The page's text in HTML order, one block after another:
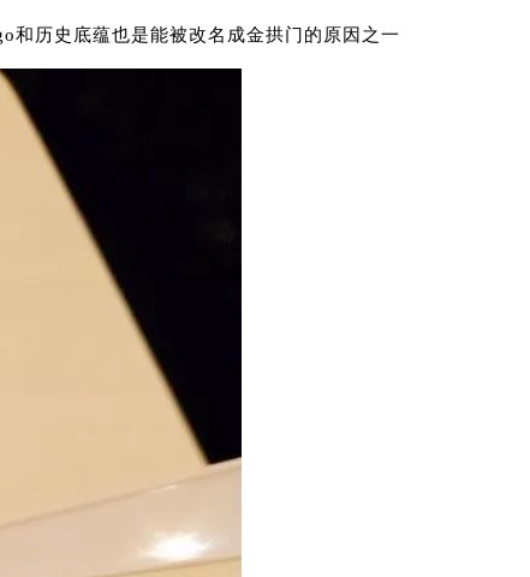
和历史底蕴也是能被改名成金拱门的原因之一